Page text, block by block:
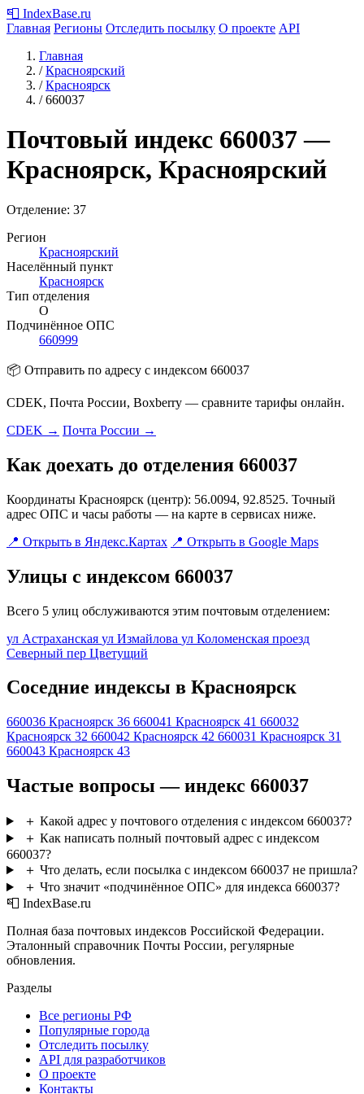
📮 IndexBase.ru
Главная Регионы Отследить посылку О проекте API
Главная
/ Красноярский
/ Красноярск
/ 660037
Почтовый индекс 660037 —
Красноярск, Красноярский
Отделение: 37
Регион
Красноярский
Населённый пункт
Красноярск
Тип отделения
О
Подчинённое ОПС
660999
📦 Отправить по адресу с индексом 660037
CDEK, Почта России, Boxberry — сравните тарифы онлайн.
CDEK → Почта России →
Как доехать до отделения 660037
Координаты Красноярск (центр): 56.0094, 92.8525. Точный
адрес ОПС и часы работы — на карте в сервисах ниже.
📍 Открыть в Яндекс.Картах 📍 Открыть в Google Maps
Улицы с индексом 660037
Всего 5 улиц обслуживаются этим почтовым отделением:
ул Астраханская ул Измайлова ул Коломенская проезд
Северный пер Цветущий
Соседние индексы в Красноярск
660036 Красноярск 36 660041 Красноярск 41 660032
Красноярск 32 660042 Красноярск 42 660031 Красноярск 31
660043 Красноярск 43
Частые вопросы — индекс 660037
＋ Какой адрес у почтового отделения с индексом 660037?
＋ Как написать полный почтовый адрес с индексом
660037?
＋ Что делать, если посылка с индексом 660037 не пришла?
＋ Что значит «подчинённое ОПС» для индекса 660037?
📮 IndexBase.ru
Полная база почтовых индексов Российской Федерации.
Эталонный справочник Почты России, регулярные
обновления.
Разделы
Все регионы РФ
Популярные города
Отследить посылку
API для разработчиков
О проекте
Контакты